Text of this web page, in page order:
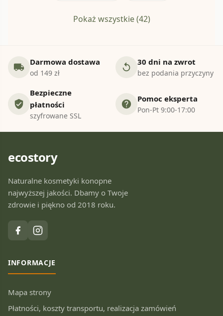
Pokaż wszystkie (42)
local_shipping Darmowa dostawa
od 149 zł
replay 30 dni na zwrot
bez podania przyczyny
verified_user
Bezpieczne
płatności
szyfrowane SSL
help Pomoc eksperta
Pon-Pt 9:00-17:00
ecostory
Naturalne kosmetyki konopne
najwyższej jakości. Dbamy o Twoje
zdrowie i piękno od 2018 roku.
INFORMACJE
Mapa strony
Płatności, koszty transportu, realizacja zamówień